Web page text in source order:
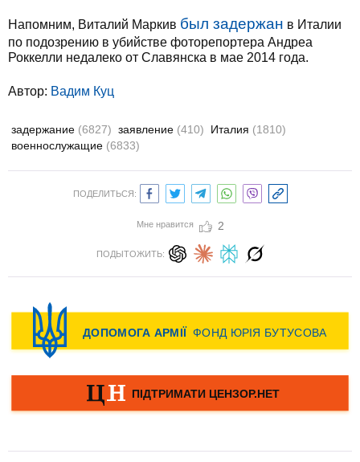
Напомним, Виталий Маркив был задержан в Италии
по подозрению в убийстве фоторепортера Андреа
Роккелли недалеко от Славянска в мае 2014 года.
Автор: Вадим Куц
задержание (6827) заявление (410) Италия (1810)
военнослужащие (6833)
ПОДЕЛИТЬСЯ:
Мне нравится 2
ПОДЫТОЖИТЬ: